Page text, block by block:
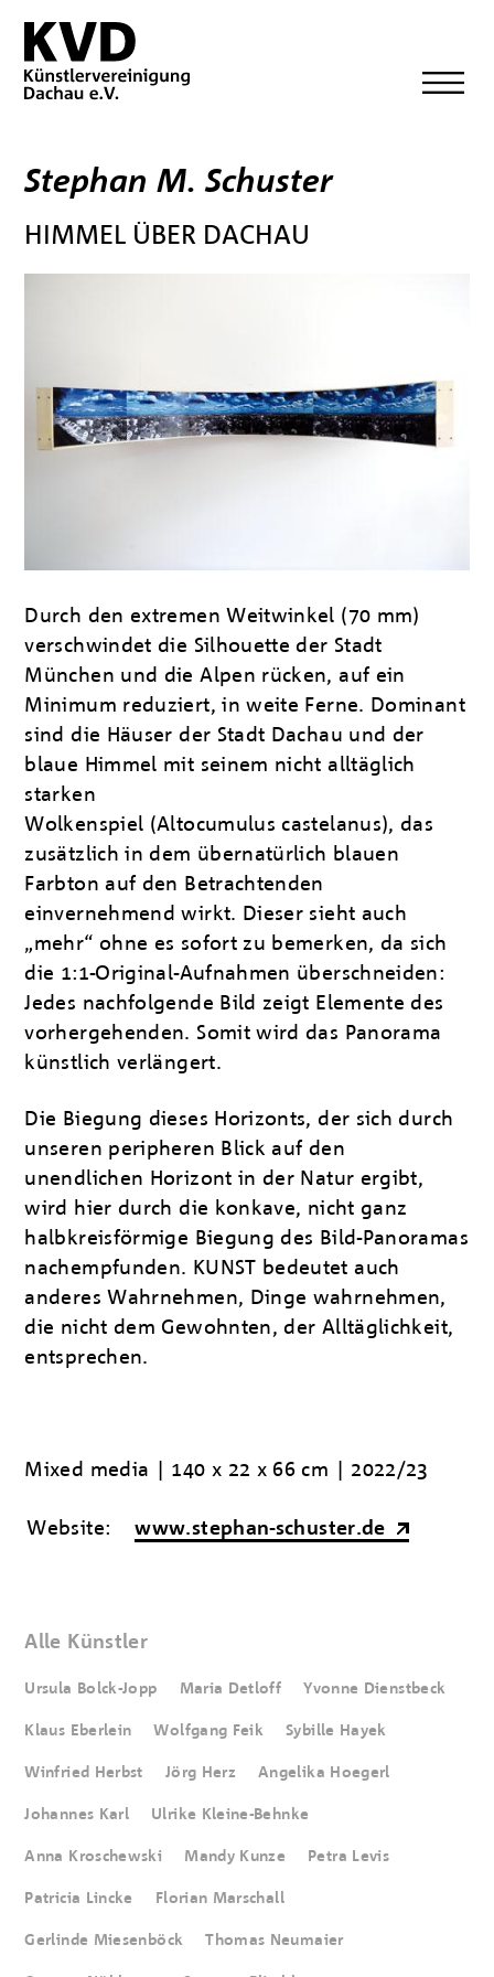
Stephan M. Schuster
HIMMEL ÜBER DACHAU
Durch den extremen Weitwinkel (70 mm)
verschwindet die Silhouette der Stadt
München und die Alpen rücken, auf ein
Minimum reduziert, in weite Ferne. Dominant
sind die Häuser der Stadt Dachau und der
blaue Himmel mit seinem nicht alltäglich
starken
Wolkenspiel (Altocumulus castelanus), das
zusätzlich in dem übernatürlich blauen
Farbton auf den Betrachtenden
einvernehmend wirkt. Dieser sieht auch
„mehr“ ohne es sofort zu bemerken, da sich
die 1:1-Original-Aufnahmen überschneiden:
Jedes nachfolgende Bild zeigt Elemente des
vorhergehenden. Somit wird das Panorama
künstlich verlängert.
Die Biegung dieses Horizonts, der sich durch
unseren peripheren Blick auf den
unendlichen Horizont in der Natur ergibt,
wird hier durch die konkave, nicht ganz
halbkreisförmige Biegung des Bild-Panoramas
nachempfunden. KUNST bedeutet auch
anderes Wahrnehmen, Dinge wahrnehmen,
die nicht dem Gewohnten, der Alltäglichkeit,
entsprechen.
Mixed media | 140 x 22 x 66 cm | 2022/23
Website: www.stephan-schuster.de
Alle Künstler
Ursula Bolck-Jopp Maria Detloff Yvonne Dienstbeck
Klaus Eberlein Wolfgang Feik Sybille Hayek
Winfried Herbst Jörg Herz Angelika Hoegerl
Johannes Karl Ulrike Kleine-Behnke
Anna Kroschewski Mandy Kunze Petra Levis
Patricia Lincke Florian Marschall
Gerlinde Miesenböck Thomas Neumaier